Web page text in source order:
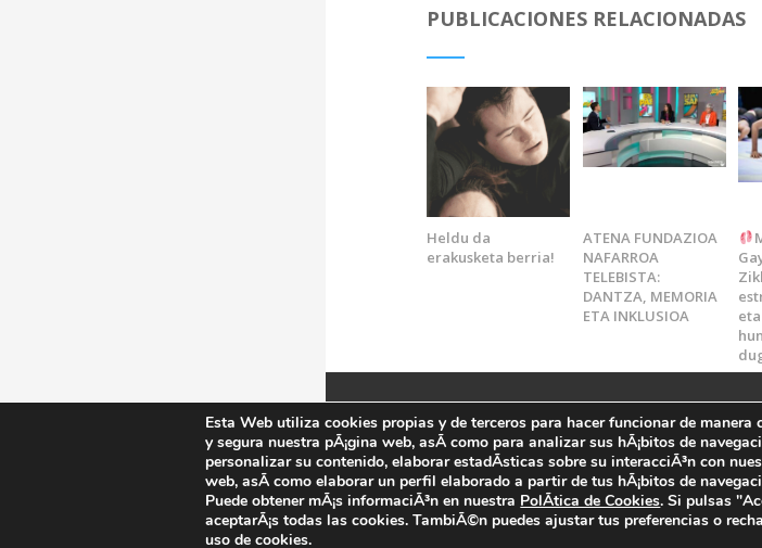
PUBLICACIONES RELACIONADAS
Heldu da
erakusketa berria!
ATENA FUNDAZIOA
NAFARROA
TELEBISTA:
DANTZA, MEMORIA
ETA INKLUSIOA
Fundación Atena -
Aviso legal y Política de privacidad-Política de
©2025 Todos los derechos reservados
Esta Web utiliza cookies propias y de terceros para hacer funcionar de manera
y segura nuestra pÃ¡gina web, asÃ­ como para analizar sus hÃ¡bitos de
personalizar su contenido, elaborar estadÃ­sticas sobre su interacciÃ³n con
web, asÃ­ como elaborar un perfil elaborado a partir de tus hÃ¡bitos de
Puede obtener mÃ¡s informaciÃ³n en nuestra PolÃ­tica de Cookies. Si pulsas
aceptarÃ¡s todas las cookies. TambiÃ©n puedes ajustar tus preferencias o
uso de cookies.